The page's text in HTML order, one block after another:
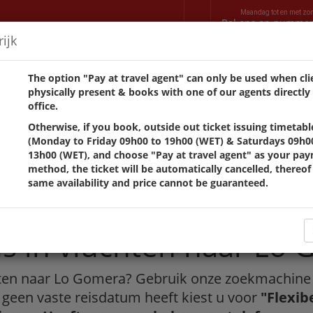
Maandag tot en met
Bel ons op
AUTO´S
å reise bortsett fra
utsettes.
in vluchten naar Lo
naar Lo Gomera? Gebruik onze
vaste reisdatum heeft kiest u voor
The option "Pay at travel agent" can only be used when
physically present & books with one of our agents
office.
Otherwise, if you book, outside out ticket issuing
(Monday to Friday 09h00 to 19h00 (WET) & Saturdays
13h00 (WET), and choose "Pay at travel agent" as your
method, the ticket will be automatically cancelled,
same availability and price cannot be guaranteed.